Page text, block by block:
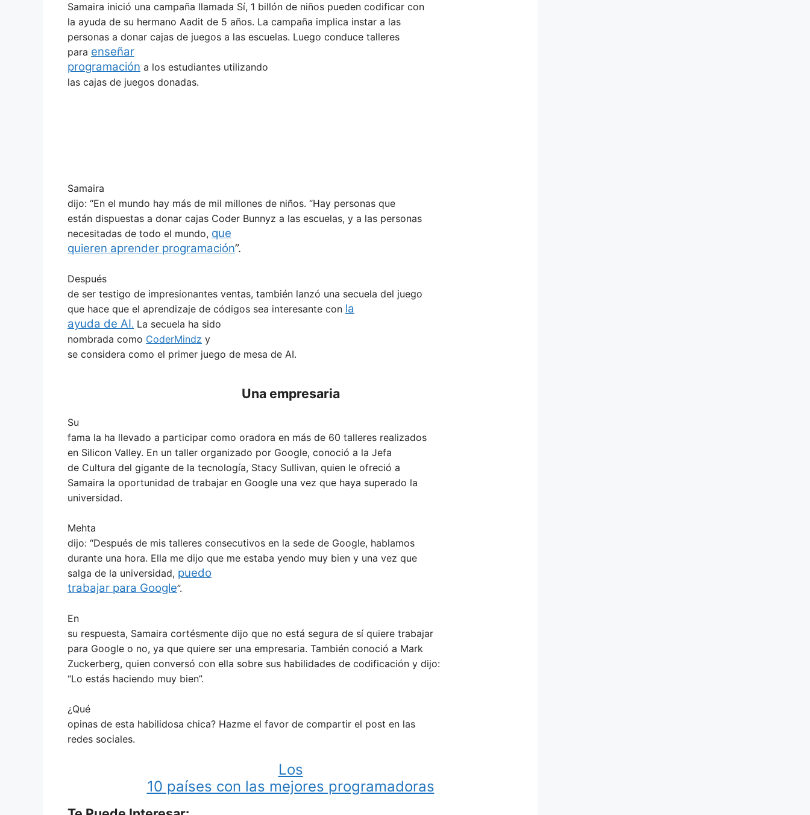
Samaira inició una campaña llamada Sí, 1 billón de niños pueden codificar con
la ayuda de su hermano Aadit de 5 años. La campaña implica instar a las
personas a donar cajas de juegos a las escuelas. Luego conduce talleres
para enseñar
programación a los estudiantes utilizando
las cajas de juegos donadas.
Samaira
dijo: “En el mundo hay más de mil millones de niños. “Hay personas que
están dispuestas a donar cajas Coder Bunnyz a las escuelas, y a las personas
necesitadas de todo el mundo, que
quieren aprender programación”.
Después
de ser testigo de impresionantes ventas, también lanzó una secuela del juego
que hace que el aprendizaje de códigos sea interesante con la
ayuda de AI. La secuela ha sido
nombrada como CoderMindz y
se considera como el primer juego de mesa de AI.
Una empresaria
Su
fama la ha llevado a participar como oradora en más de 60 talleres realizados
en Silicon Valley. En un taller organizado por Google, conoció a la Jefa
de Cultura del gigante de la tecnología, Stacy Sullivan, quien le ofreció a
Samaira la oportunidad de trabajar en Google una vez que haya superado la
universidad.
Mehta
dijo: “Después de mis talleres consecutivos en la sede de Google, hablamos
durante una hora. Ella me dijo que me estaba yendo muy bien y una vez que
salga de la universidad, puedo
trabajar para Google”.
En
su respuesta, Samaira cortésmente dijo que no está segura de sí quiere trabajar
para Google o no, ya que quiere ser una empresaria. También conoció a Mark
Zuckerberg, quien conversó con ella sobre sus habilidades de codificación y dijo:
“Lo estás haciendo muy bien”.
¿Qué
opinas de esta habilidosa chica? Hazme el favor de compartir el post en las
redes sociales.
Los
10 países con las mejores programadoras